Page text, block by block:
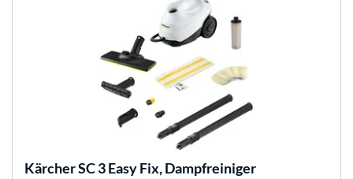
KärcherSC 3 Easy Fix, Dampfreiniger